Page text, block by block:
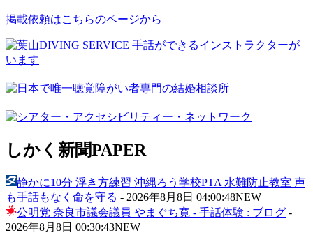
掲載依頼はこちらのページから
しかく新聞PAPER
静かに10分 浮き方練習 沖縄ろう学校PTA 水難防止教室 声
も手話もなく命を守る - 2026年8月8日 04:00:48NEW
公明党 奈良市議会議員 やまぐち寛 - 手話体験 : ブログ -
2026年8月8日 00:30:43NEW